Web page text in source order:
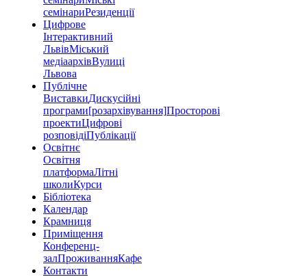
семінариРезиденції
Цифрове
Інтерактивний
ЛьвівМіський
медіаархівВулиці
Львова
Публічне
ВиставкиДискусійні
програми[розархівування]Просторові
проектиЦифрові
розповідіПублікації
Освітнє
Освітня
платформаЛітні
школиКурси
Бібліотека
Календар
Крамниця
Приміщення
Конференц-
залПроживанняКафе
Контакти